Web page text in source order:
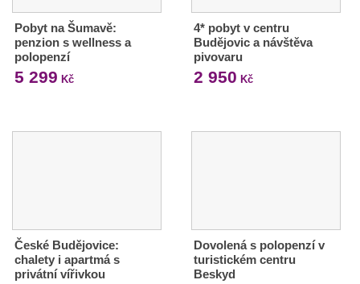
Pobyt na Šumavě:
penzion s wellness a
polopenzí
5 299 Kč
4* pobyt v centru
Budějovic a návštěva
pivovaru
2 950 Kč
České Budějovice:
chalety i apartmá s
privátní vířivkou
Dovolená s polopenzí v
turistickém centru
Beskyd